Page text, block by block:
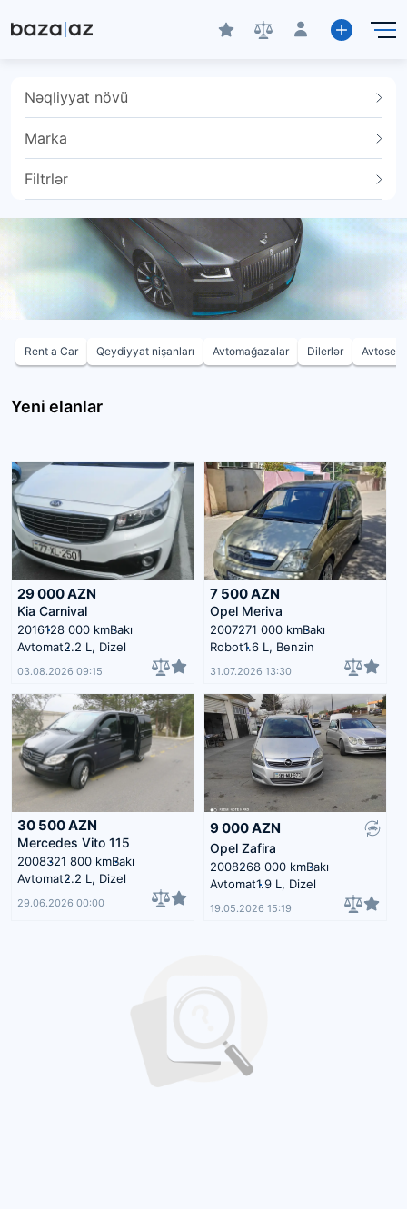
Nəqliyyat növü
Marka
Filtrlər
Rent a Car Qeydiyyat nişanları Avtomağazalar Dilerlər
Yeni elanlar
29 000AZN
Kia Carnival
2016128 000 kmBakı
Avtomat2.2 L, Dizel
03.08.2026 09:15
7 500AZN
Opel Meriva
2007271 000 kmBakı
Robot1.6 L, Benzin
31.07.2026 13:30
30 500AZN
Mercedes Vito 115
2008321 800 kmBakı
Avtomat2.2 L, Dizel
29.06.2026 00:00
9 000AZN
Opel Zafira
2008268 000 kmBakı
Avtomat1.9 L, Dizel
19.05.2026 15:19